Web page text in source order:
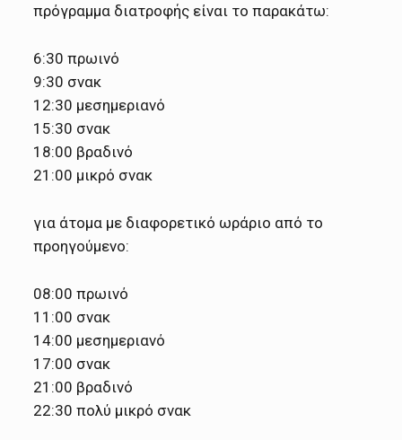
πρόγραμμα διατροφής είναι το παρακάτω:
6:30 πρωινό
9:30 σνακ
12:30 μεσημεριανό
15:30 σνακ
18:00 βραδινό
21:00 μικρό σνακ
για άτομα με διαφορετικό ωράριο από το
προηγούμενο:
08:00 πρωινό
11:00 σνακ
14:00 μεσημεριανό
17:00 σνακ
21:00 βραδινό
22:30 πολύ μικρό σνακ